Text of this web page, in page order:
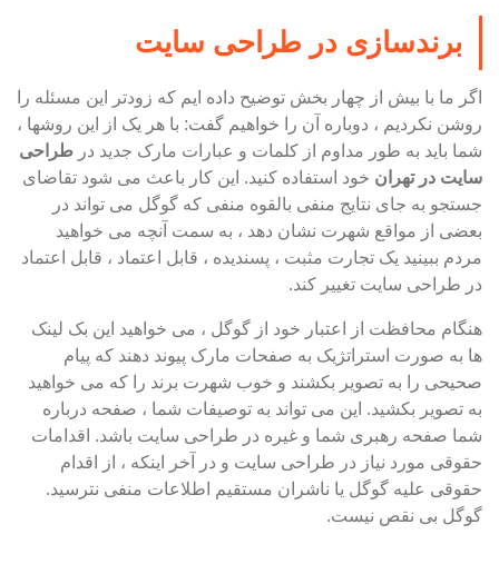
برندسازی در طراحی سایت
اگر ما با بیش از چهار بخش توضیح داده ایم که زودتر این مسئله را
روشن نکردیم ، دوباره آن را خواهیم گفت: با هر یک از این روشها ،
شما باید به طور مداوم از کلمات و عبارات مارک جدید در طراحی
سایت در تهران خود استفاده کنید. این کار باعث می شود تقاضای
جستجو به جای نتایج منفی بالقوه منفی که گوگل می تواند در
بعضی از مواقع شهرت نشان دهد ، به سمت آنچه می خواهید
مردم ببینید یک تجارت مثبت ، پسندیده ، قابل اعتماد ، قابل اعتماد
در طراحی سایت تغییر کند.
هنگام محافظت از اعتبار خود از گوگل ، می خواهید این بک لینک
ها به صورت استراتژیک به صفحات مارک پیوند دهند که پیام
صحیحی را به تصویر بکشند و خوب شهرت برند را که می خواهید
به تصویر بکشید. این می تواند به توصیفات شما ، صفحه درباره
شما صفحه رهبری شما و غیره در طراحی سایت باشد. اقدامات
حقوقی مورد نیاز در طراحی سایت و در آخر اینکه ، از اقدام
حقوقی علیه گوگل یا ناشران مستقیم اطلاعات منفی نترسید.
گوگل بی نقص نیست.